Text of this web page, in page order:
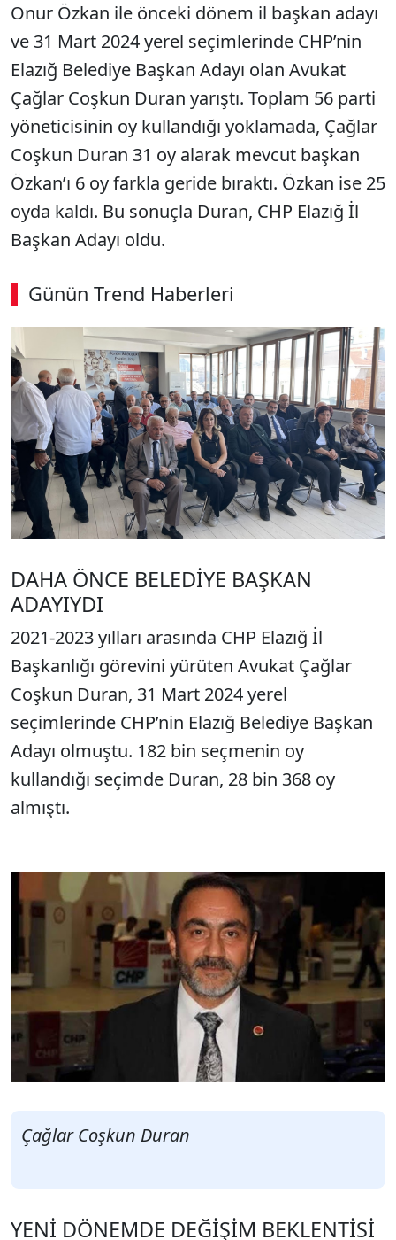
Onur Özkan ile önceki dönem il başkan adayı
ve 31 Mart 2024 yerel seçimlerinde CHP’nin
Elazığ Belediye Başkan Adayı olan Avukat
Çağlar Coşkun Duran yarıştı. Toplam 56 parti
yöneticisinin oy kullandığı yoklamada, Çağlar
Coşkun Duran 31 oy alarak mevcut başkan
Özkan’ı 6 oy farkla geride bıraktı. Özkan ise 25
oyda kaldı. Bu sonuçla Duran, CHP Elazığ İl
Başkan Adayı oldu.
Günün Trend Haberleri
DAHA ÖNCE BELEDİYE BAŞKAN
ADAYIYDI
2021-2023 yılları arasında CHP Elazığ İl
Başkanlığı görevini yürüten Avukat Çağlar
Coşkun Duran, 31 Mart 2024 yerel
seçimlerinde CHP’nin Elazığ Belediye Başkan
Adayı olmuştu. 182 bin seçmenin oy
kullandığı seçimde Duran, 28 bin 368 oy
almıştı.
Çağlar Coşkun Duran
YENİ DÖNEMDE DEĞİŞİM BEKLENTİSİ